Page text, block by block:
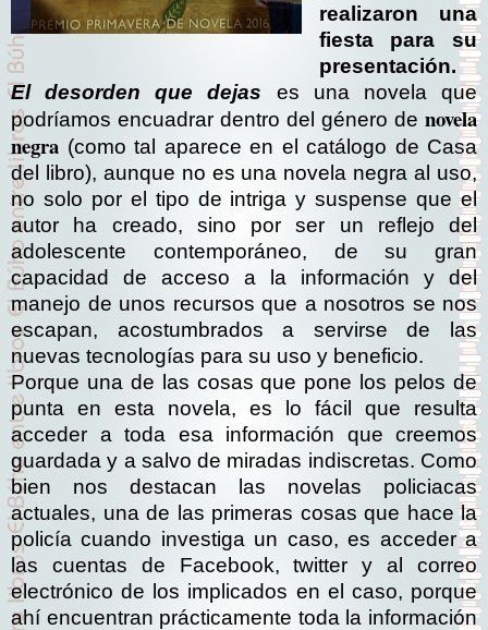
realizaron una
fiesta para su
presentación.
El desorden que dejas es una novela que
podríamos encuadrar dentro del género de novela
negra (como tal aparece en el catálogo de Casa
del libro), aunque no es una novela negra al uso,
no solo por el tipo de intriga y suspense que el
autor ha creado, sino por ser un reflejo del
adolescente contemporáneo, de su gran
capacidad de acceso a la información y del
manejo de unos recursos que a nosotros se nos
escapan, acostumbrados a servirse de las
nuevas tecnologías para su uso y beneficio.
Porque una de las cosas que pone los pelos de
punta en esta novela, es lo fácil que resulta
acceder a toda esa información que creemos
guardada y a salvo de miradas indiscretas. Como
bien nos destacan las novelas policiacas
actuales, una de las primeras cosas que hace la
policía cuando investiga un caso, es acceder a
las cuentas de Facebook, twitter y al correo
electrónico de los implicados en el caso, porque
ahí encuentran prácticamente toda la información